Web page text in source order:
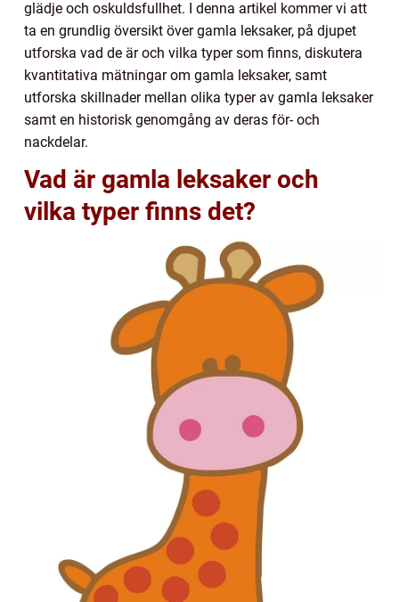
glädje och oskuldsfullhet. I denna artikel kommer vi att
ta en grundlig översikt över gamla leksaker, på djupet
utforska vad de är och vilka typer som finns, diskutera
kvantitativa mätningar om gamla leksaker, samt
utforska skillnader mellan olika typer av gamla leksaker
samt en historisk genomgång av deras för- och
nackdelar.
Vad är gamla leksaker och
vilka typer finns det?